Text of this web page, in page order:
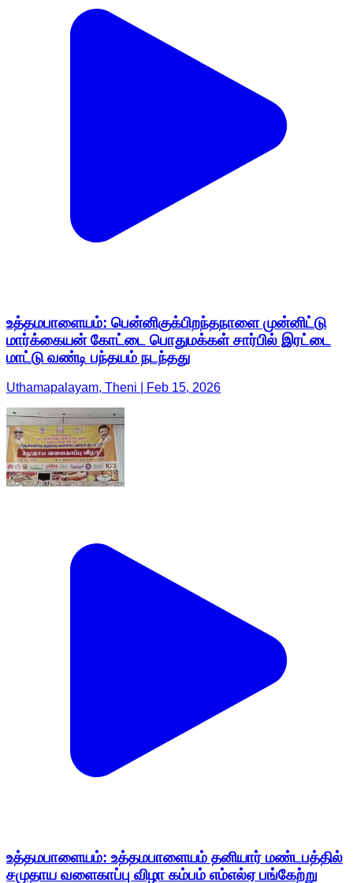
உத்தமபாளையம்: பென்னிகுக்பிறந்தநாளை முன்னிட்டு
மார்க்கையன் கோட்டை பொதுமக்கள் சார்பில் இரட்டை
மாட்டு வண்டி பந்தயம் நடந்தது
Uthamapalayam, Theni | Feb 15, 2026
உத்தமபாளையம்: உத்தமபாளையம் தனியார் மண்டபத்தில்
சமுதாய வளைகாப்பு விழா கம்பம் எம்எல்ஏ பங்கேற்று